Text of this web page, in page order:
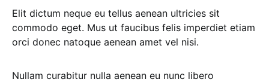
Elit dictum neque eu tellus aenean ultricies sit
commodo eget. Mus ut faucibus felis imperdiet etiam
orci donec natoque aenean amet vel nisi.
Nullam curabitur nulla aenean eu nunc libero